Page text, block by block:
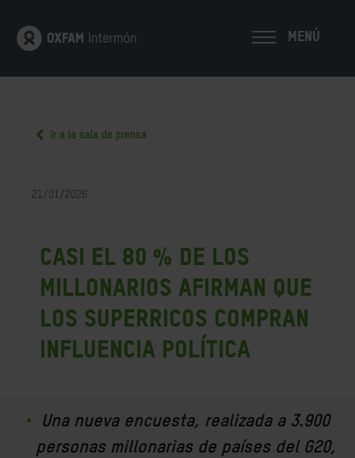
MENÚ
Ir a la sala de prensa
21/01/2026
Casi el 80 % de los
millonarios afirman que
los superricos compran
influencia política
Una nueva encuesta, realizada a 3.900
personas millonarias de países del G20,